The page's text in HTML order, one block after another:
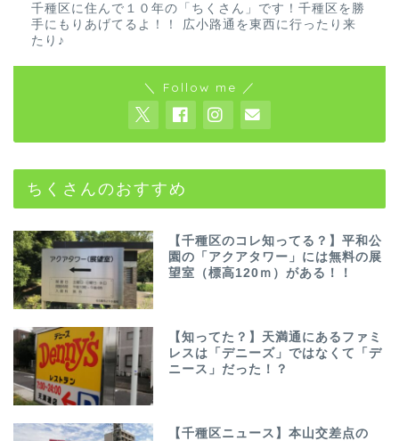
千種区に住んで１０年の「ちくさん」です！千種区を勝
手にもりあげてるよ！！ 広小路通を東西に行ったり来
たり♪
＼ Follow me ／
ちくさんのおすすめ
【千種区のコレ知ってる？】平和公
園の「アクアタワー」には無料の展
望室（標高120ｍ）がある！！
【知ってた？】天満通にあるファミ
レスは「デニーズ」ではなくて「デ
ニース」だった！？
【千種区ニュース】本山交差点の